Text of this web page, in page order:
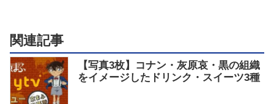
関連記事
【写真3枚】コナン・灰原哀・黒の組織
をイメージしたドリンク・スイーツ3種